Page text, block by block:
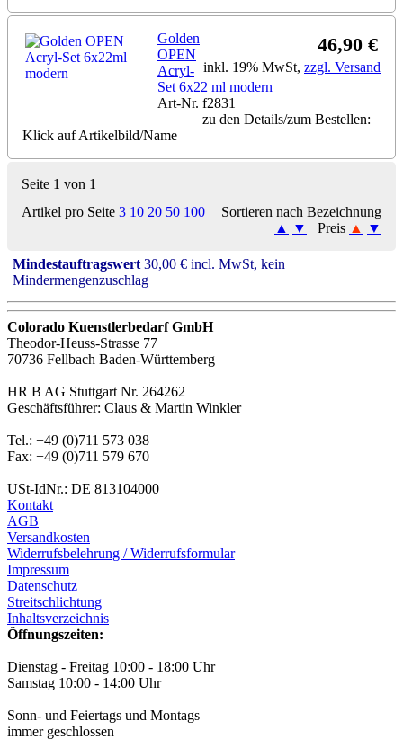
46,90 €
inkl. 19% MwSt, zzgl. Versand
Golden
OPEN
Acryl-
Set 6x22 ml modern
Art-Nr. f2831
zu den Details/zum Bestellen:
Klick auf Artikelbild/Name
Seite 1 von 1
Artikel pro Seite 3 10 20 50 100
Sortieren nach Bezeichnung
▲
▼ Preis ▲ ▼
Mindestauftragswert 30,00 € incl. MwSt, kein
Mindermengenzuschlag
Colorado Kuenstlerbedarf GmbH
Theodor-Heuss-Strasse 77
70736 Fellbach Baden-Württemberg
HR B AG Stuttgart Nr. 264262
Geschäftsführer: Claus & Martin Winkler
Tel.: +49 (0)711 573 038
Fax: +49 (0)711 579 670
USt-IdNr.: DE 813104000
Kontakt
AGB
Versandkosten
Widerrufsbelehrung / Widerrufsformular
Impressum
Datenschutz
Streitschlichtung
Inhaltsverzeichnis
Öffnungszeiten:
Dienstag - Freitag 10:00 - 18:00 Uhr
Samstag 10:00 - 14:00 Uhr
Sonn- und Feiertags und Montags
immer geschlossen